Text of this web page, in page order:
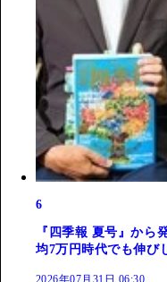
6
『四季報 夏号』か
均7万円時代でも伸び
2026年07月31日 06:30